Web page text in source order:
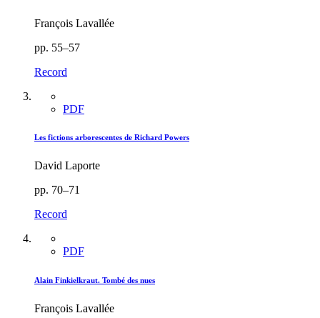
François Lavallée
pp. 55–57
Record
PDF
Les fictions arborescentes de Richard Powers
David Laporte
pp. 70–71
Record
PDF
Alain Finkielkraut. Tombé des nues
François Lavallée